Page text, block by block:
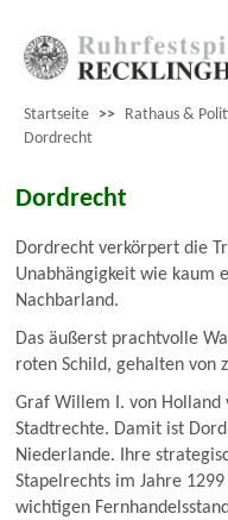
Startseite >> Rathaus &
Dordrecht
Dordrecht
Dordrecht verkörpert die
Unabhängigkeit wie kaum
Nachbarland.
Das äußerst prachtvolle
roten Schild, gehalten von
Graf Willem I. von
Stadtrechte. Damit ist
Niederlande. Ihre
Stapelrechts im Jahre
wichtigen